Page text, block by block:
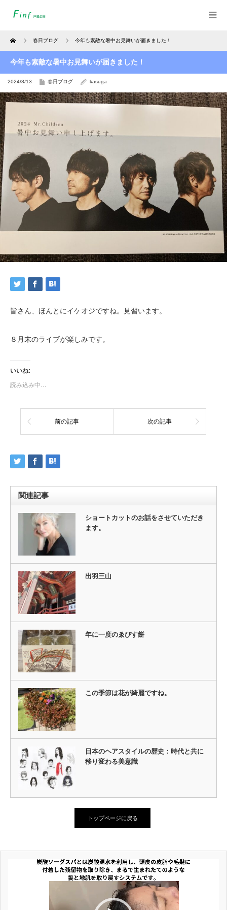
Home 春日ブログ 今年も素敵な暑中お見舞いが届きました！
今年も素敵な暑中お見舞いが届きました！
2024/8/13 春日ブログ kasuga
皆さん、ほんとにイケオジですね。見習います。
８月末のライブが楽しみです。
いいね:
読み込み中…
前の記事 次の記事
関連記事
ショートカットのお話をさせていただき
ます。
出羽三山
年に一度のゑびす餅
この季節は花が綺麗ですね。
日本のヘアスタイルの歴史：時代と共に
移り変わる美意識
トップページに戻る